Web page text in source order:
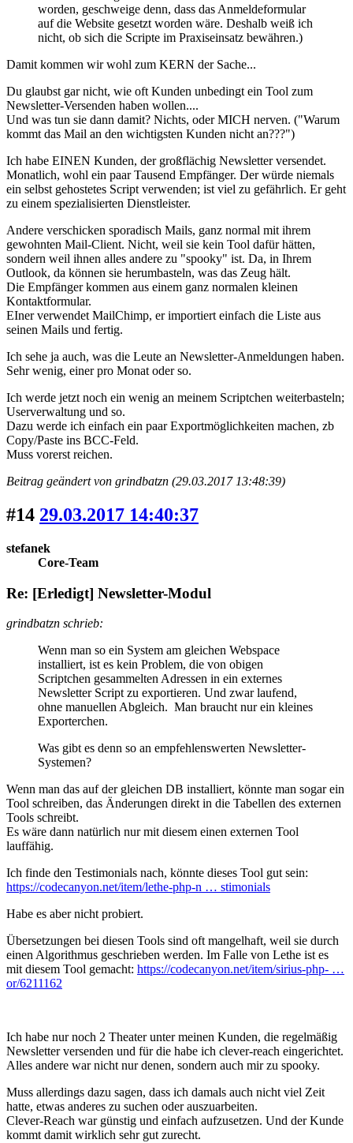
worden, geschweige denn, dass das Anmeldeformular
auf die Website gesetzt worden wäre. Deshalb weiß ich
nicht, ob sich die Scripte im Praxiseinsatz bewähren.)
Damit kommen wir wohl zum KERN der Sache...
Du glaubst gar nicht, wie oft Kunden unbedingt ein Tool zum
Newsletter-Versenden haben wollen....
Und was tun sie dann damit? Nichts, oder MICH nerven. ("Warum
kommt das Mail an den wichtigsten Kunden nicht an???")
Ich habe EINEN Kunden, der großflächig Newsletter versendet.
Monatlich, wohl ein paar Tausend Empfänger. Der würde niemals
ein selbst gehostetes Script verwenden; ist viel zu gefährlich. Er geht
zu einem spezialisierten Dienstleister.
Andere verschicken sporadisch Mails, ganz normal mit ihrem
gewohnten Mail-Client. Nicht, weil sie kein Tool dafür hätten,
sondern weil ihnen alles andere zu "spooky" ist. Da, in Ihrem
Outlook, da können sie herumbasteln, was das Zeug hält.
Die Empfänger kommen aus einem ganz normalen kleinen
Kontaktformular.
EIner verwendet MailChimp, er importiert einfach die Liste aus
seinen Mails und fertig.
Ich sehe ja auch, was die Leute an Newsletter-Anmeldungen haben.
Sehr wenig, einer pro Monat oder so.
Ich werde jetzt noch ein wenig an meinem Scriptchen weiterbasteln;
Userverwaltung und so.
Dazu werde ich einfach ein paar Exportmöglichkeiten machen, zb
Copy/Paste ins BCC-Feld.
Muss vorerst reichen.
Beitrag geändert von grindbatzn (29.03.2017 13:48:39)
#14 29.03.2017 14:40:37
stefanek
Core-Team
Re: [Erledigt] Newsletter-Modul
grindbatzn schrieb:
Wenn man so ein System am gleichen Webspace
installiert, ist es kein Problem, die von obigen
Scriptchen gesammelten Adressen in ein externes
Newsletter Script zu exportieren. Und zwar laufend,
ohne manuellen Abgleich. Man braucht nur ein kleines
Exporterchen.
Was gibt es denn so an empfehlenswerten Newsletter-
Systemen?
Wenn man das auf der gleichen DB installiert, könnte man sogar ein
Tool schreiben, das Änderungen direkt in die Tabellen des externen
Tools schreibt.
Es wäre dann natürlich nur mit diesem einen externen Tool
lauffähig.
Ich finde den Testimonials nach, könnte dieses Tool gut sein:
https://codecanyon.net/item/lethe-php-n … stimonials
Habe es aber nicht probiert.
Übersetzungen bei diesen Tools sind oft mangelhaft, weil sie durch
einen Algorithmus geschrieben werden. Im Falle von Lethe ist es
mit diesem Tool gemacht: https://codecanyon.net/item/sirius-php- …
or/6211162
Ich habe nur noch 2 Theater unter meinen Kunden, die regelmäßig
Newsletter versenden und für die habe ich clever-reach eingerichtet.
Alles andere war nicht nur denen, sondern auch mir zu spooky.
Muss allerdings dazu sagen, dass ich damals auch nicht viel Zeit
hatte, etwas anderes zu suchen oder auszuarbeiten.
Clever-Reach war günstig und einfach aufzusetzen. Und der Kunde
kommt damit wirklich sehr gut zurecht.